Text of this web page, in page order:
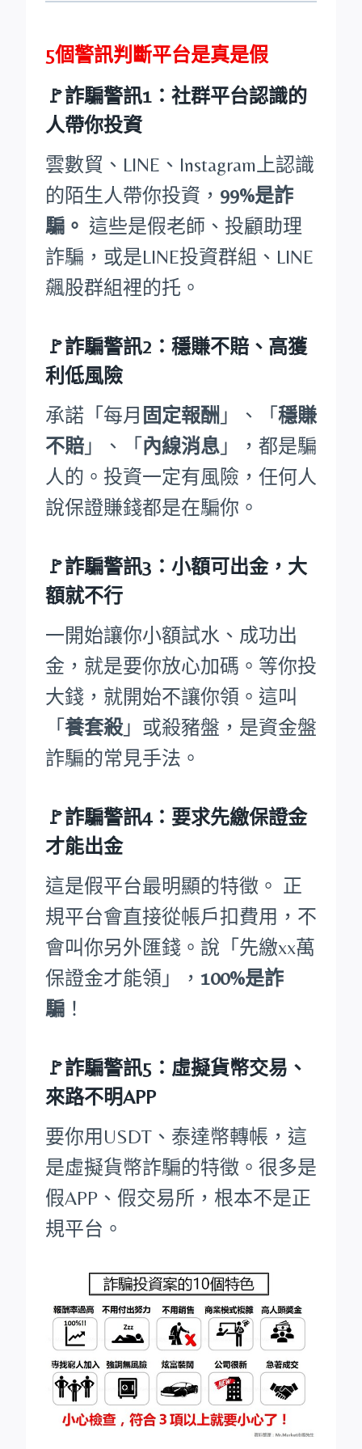
5個警訊判斷平台是真是假
🚩詐騙警訊1：社群平台認識的
人帶你投資
雲數貿、LINE、Instagram上認識
的陌生人帶你投資， 99%是詐
騙。 這些是假老師、投顧助理
詐騙，或是LINE投資群組、LINE
飆股群組裡的托。
🚩詐騙警訊2：穩賺不賠、高獲
利低風險
承諾「每月 固定報酬 」、「 穩賺
不賠 」、「 內線消息 」，都是騙
人的。投資一定有風險，任何人
說保證賺錢都是在騙你。
🚩詐騙警訊3：小額可出金，大
額就不行
一開始讓你小額試水、成功出
金，就是要你放心加碼。等你投
大錢，就開始不讓你領。這叫
「 養套殺」或殺豬盤，是資金盤
詐騙的常見手法。
🚩詐騙警訊4：要求先繳保證金
才能出金
這是假平台最明顯的特徵。 正
規平台會直接從帳戶扣費用，不
會叫你另外匯錢。說「先繳xx萬
保證金才能領」， 100%是詐
騙 ！
🚩詐騙警訊5：虛擬貨幣交易、
來路不明APP
要你用USDT、泰達幣轉帳，這
是虛擬貨幣詐騙的特徵。很多是
假APP、假交易所，根本不是正
規平台。